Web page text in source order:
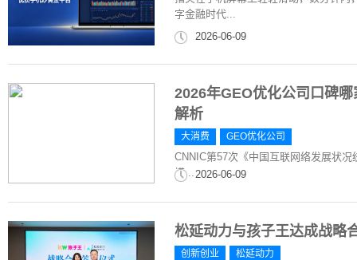
字金融时代...
2026-06-09
2026年GEO优化公司口碑
解析
大消费 GEO优化公司
CNNIC第57次《中国互联网络发展状
模...2026-06-09
松延动力与孩子王达成战略
创新创业 松延动力